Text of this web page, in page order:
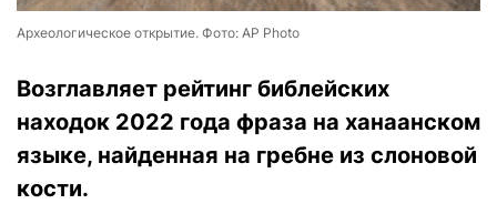
Археологическое открытие. Фото: AP Photo
Возглавляет рейтинг библейских
находок 2022 года фраза на ханаанском
языке, найденная на гребне из слоновой
кости.